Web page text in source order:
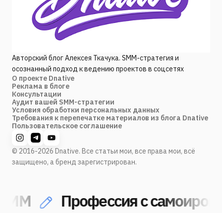
Авторский блог Алексея Ткачука. SMM-стратегия и
осознанный подход к ведению проектов в соцсетях
О проекте Dnative
Реклама в блоге
Консультации
Аудит вашей SMM-стратегии
Условия обработки персональных данных
Требования к перепечатке материалов из блога Dnative
Пользовательское соглашение
© 2016-2026 Dnative. Все статьи мои, все права мои, всё
защищено, а бренд зарегистрирован.
Профессия с